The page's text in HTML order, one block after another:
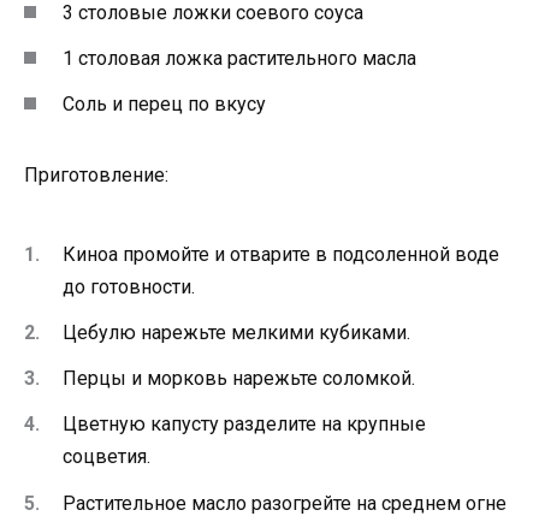
3 столовые ложки соевого соуса
1 столовая ложка растительного масла
Соль и перец по вкусу
Приготовление:
Киноа промойте и отварите в подсоленной воде
до готовности.
Цебулю нарежьте мелкими кубиками.
Перцы и морковь нарежьте соломкой.
Цветную капусту разделите на крупные
соцветия.
Растительное масло разогрейте на среднем огне